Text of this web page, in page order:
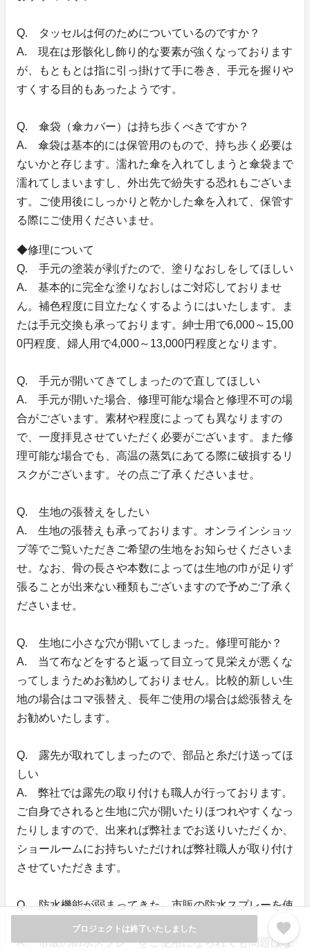
プロジェクトは終了いたしました favorite
Q. タッセルは何のためについているのですか？
A. 現在は形骸化し飾り的な要素が強くなっております
が、もともとは指に引っ掛けて手に巻き、手元を握りや
すくする目的もあったようです。
Q. 傘袋（傘カバー）は持ち歩くべきですか？
A. 傘袋は基本的には保管用のもので、持ち歩く必要は
ないかと存じます。濡れた傘を入れてしまうと傘袋まで
濡れてしまいますし、外出先で紛失する恐れもございま
す。ご使用後にしっかりと乾かした傘を入れて、保管す
る際にご使用くださいませ。
◆修理について
Q. 手元の塗装が剥げたので、塗りなおしをしてほしい
A. 基本的に完全な塗りなおしはご対応しておりませ
ん。補色程度に目立たなくするようにはいたします。ま
たは手元交換も承っております。紳士用で6,000～15,00
0円程度、婦人用で4,000～13,000円程度となります。
Q. 手元が開いてきてしまったので直してほしい
A. 手元が開いた場合、修理可能な場合と修理不可の場
合がございます。素材や程度によっても異なりますの
で、一度拝見させていただく必要がございます。また修
理可能な場合でも、高温の蒸気にあてる際に破損するリ
スクがございます。その点ご了承くださいませ。
Q. 生地の張替えをしたい
A. 生地の張替えも承っております。オンラインショッ
プ等でご覧いただきご希望の生地をお知らせくださいま
せ。なお、骨の長さや本数によっては生地の巾が足りず
張ることが出来ない種類もございますので予めご了承く
ださいませ。
Q. 生地に小さな穴が開いてしまった。修理可能か？
A. 当て布などをすると返って目立って見栄えが悪くな
ってしまうためお勧めしておりません。比較的新しい生
地の場合はコマ張替え、長年ご使用の場合は総張替えを
お勧めいたします。
Q. 露先が取れてしまったので、部品と糸だけ送ってほ
しい
A. 弊社では露先の取り付けも職人が行っております。
ご自身でされると生地に穴が開いたりほつれやすくなっ
たりしますので、出来れば弊社までお送りいただくか、
ショールームにお持ちいただければ弊社職人が取り付け
させていただきます。
Q. 防水機能が弱まってきた。市販の防水スプレーを使
用してもよいか？
A. 市販の防水スプレーをご使用になられても問題はな